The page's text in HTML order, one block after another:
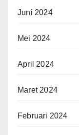
Juni 2024
Mei 2024
April 2024
Maret 2024
Februari 2024